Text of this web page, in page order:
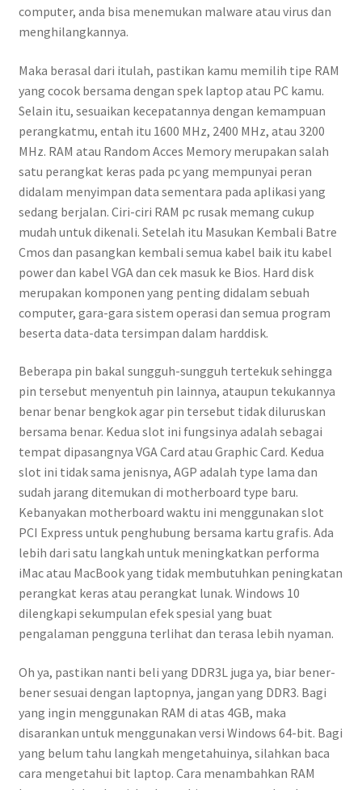
computer, anda bisa menemukan malware atau virus dan
menghilangkannya.
Maka berasal dari itulah, pastikan kamu memilih tipe RAM
yang cocok bersama dengan spek laptop atau PC kamu.
Selain itu, sesuaikan kecepatannya dengan kemampuan
perangkatmu, entah itu 1600 MHz, 2400 MHz, atau 3200
MHz. RAM atau Random Acces Memory merupakan salah
satu perangkat keras pada pc yang mempunyai peran
didalam menyimpan data sementara pada aplikasi yang
sedang berjalan. Ciri-ciri RAM pc rusak memang cukup
mudah untuk dikenali. Setelah itu Masukan Kembali Batre
Cmos dan pasangkan kembali semua kabel baik itu kabel
power dan kabel VGA dan cek masuk ke Bios. Hard disk
merupakan komponen yang penting didalam sebuah
computer, gara-gara sistem operasi dan semua program
beserta data-data tersimpan dalam harddisk.
Beberapa pin bakal sungguh-sungguh tertekuk sehingga
pin tersebut menyentuh pin lainnya, ataupun tekukannya
benar benar bengkok agar pin tersebut tidak diluruskan
bersama benar. Kedua slot ini fungsinya adalah sebagai
tempat dipasangnya VGA Card atau Graphic Card. Kedua
slot ini tidak sama jenisnya, AGP adalah type lama dan
sudah jarang ditemukan di motherboard type baru.
Kebanyakan motherboard waktu ini menggunakan slot
PCI Express untuk penghubung bersama kartu grafis. Ada
lebih dari satu langkah untuk meningkatkan performa
iMac atau MacBook yang tidak membutuhkan peningkatan
perangkat keras atau perangkat lunak. Windows 10
dilengkapi sekumpulan efek spesial yang buat
pengalaman pengguna terlihat dan terasa lebih nyaman.
Oh ya, pastikan nanti beli yang DDR3L juga ya, biar bener-
bener sesuai dengan laptopnya, jangan yang DDR3. Bagi
yang ingin menggunakan RAM di atas 4GB, maka
disarankan untuk menggunakan versi Windows 64-bit. Bagi
yang belum tahu langkah mengetahuinya, silahkan baca
cara mengetahui bit laptop. Cara menambahkan RAM